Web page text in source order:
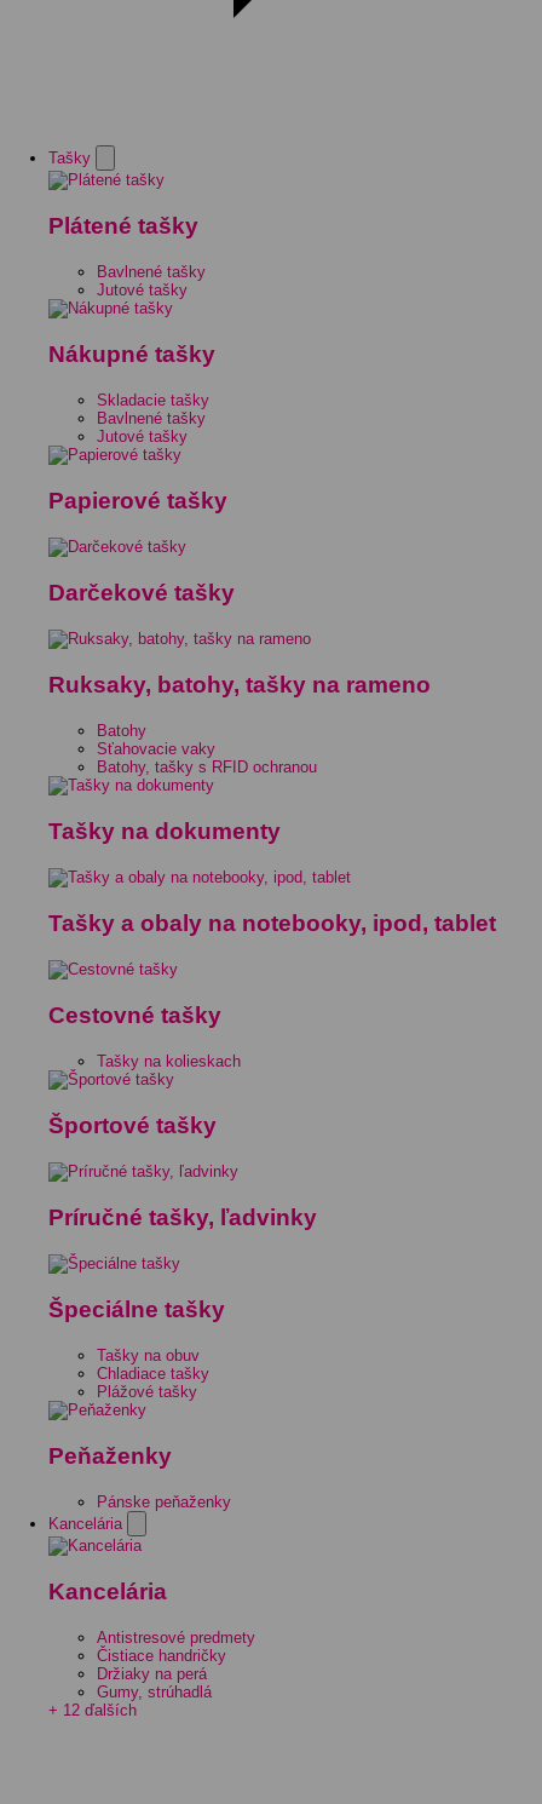
Tašky
Plátené tašky
Bavlnené tašky
Jutové tašky
Nákupné tašky
Skladacie tašky
Bavlnené tašky
Jutové tašky
Papierové tašky
Darčekové tašky
Ruksaky, batohy, tašky na rameno
Batohy
Sťahovacie vaky
Batohy, tašky s RFID ochranou
Tašky na dokumenty
Tašky a obaly na notebooky, ipod, tablet
Cestovné tašky
Tašky na kolieskach
Športové tašky
Príručné tašky, ľadvinky
Špeciálne tašky
Tašky na obuv
Chladiace tašky
Plážové tašky
Peňaženky
Pánske peňaženky
Kancelária
Kancelária
Antistresové predmety
Čistiace handričky
Držiaky na perá
Gumy, strúhadlá
+ 12 ďalších